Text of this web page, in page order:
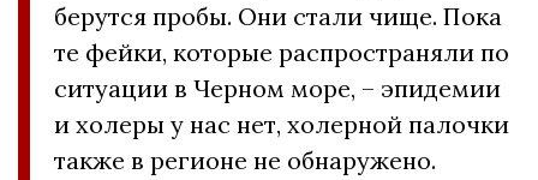
берутся пробы. Они стали чище. Пока
те фейки, которые распространяли по
ситуации в Черном море, – эпидемии
и холеры у нас нет, холерной палочки
также в регионе не обнаружено.